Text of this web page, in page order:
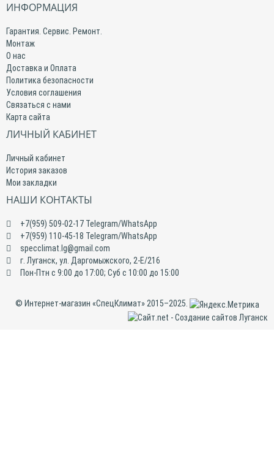
ИНФОРМАЦИЯ
Гарантия. Сервис. Ремонт.
Монтаж
О нас
Доставка и Оплата
Политика безопасности
Условия соглашения
Связаться с нами
Карта сайта
ЛИЧНЫЙ КАБИНЕТ
Личный кабинет
История заказов
Мои закладки
НАШИ КОНТАКТЫ
+7(959) 509-02-17 Telegram/WhatsApp
+7(959) 110-45-18 Telegram/WhatsApp
specclimat.lg@gmail.com
г. Луганск, ул. Даргомыжского, 2-Е/216
Пон-Птн с 9:00 до 17:00; Суб с 10:00 до 15:00
© Интернет-магазин «СпецКлимат» 2015–2025.